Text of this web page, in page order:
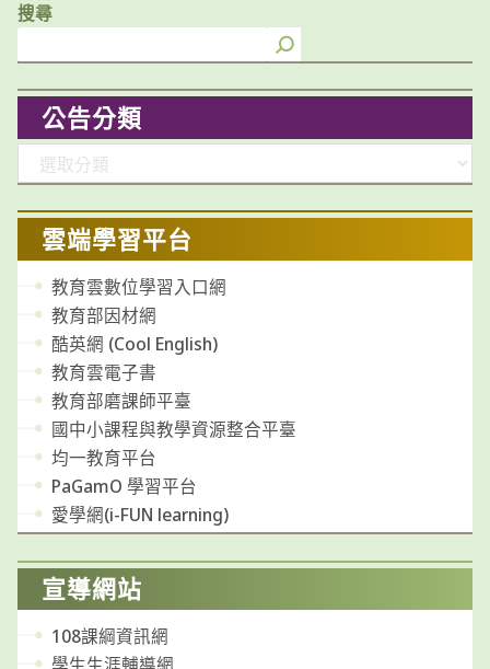
搜尋
公告分類
類
雲端學習平台
教育雲數位學習入口網
教育部因材網
酷英網 (Cool English)
教育雲電子書
教育部磨課師平臺
國中小課程與教學資源整合平臺
均一教育平台
PaGamO 學習平台
愛學網(i-FUN learning)
宣導網站
108課綱資訊網